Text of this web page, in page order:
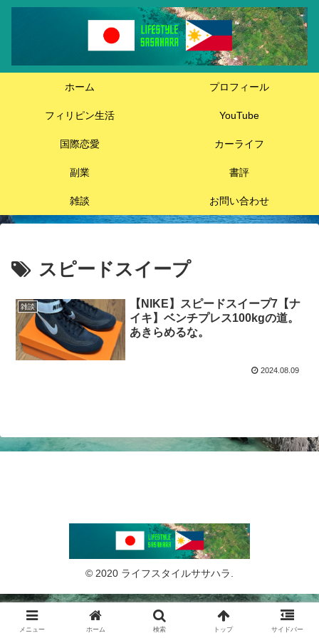
ホーム プロフィール
フィリピン生活 YouTube
国際恋愛 カーライフ
副業 書評
雑談 お問い合わせ
スピードスイープ
雑談
【NIKE】スピードスイープ7【ナ
イキ】ベンチプレス100kgの道。
あきらめるな。
2024.08.09
© 2020 ライフスタイルササハラ.
メニュー ホーム 検索 トップ サイドバー